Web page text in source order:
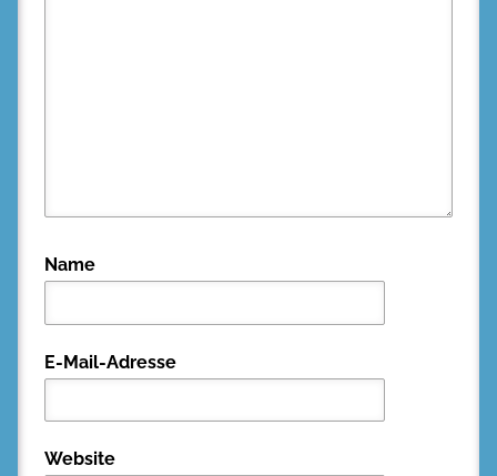
Name
E-Mail-Adresse
Website